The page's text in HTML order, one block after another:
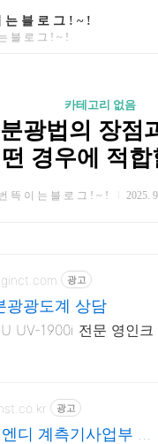
는 블 로 그 ! ~ !
블 로 그 ! ~ !
카테고리 없음
광법의 장점
경우에 적
뜩 이 는 블 로 그 ! ~ ! 2025.
광고
광광도계 상담
UV-1900i 전문 영인크
광고
디 계측기사업부 만